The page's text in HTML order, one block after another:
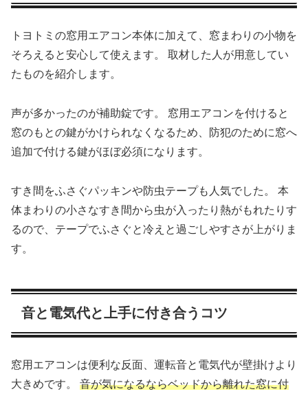
トヨトミの窓用エアコン本体に加えて、窓まわりの小物を
そろえると安心して使えます。 取材した人が用意してい
たものを紹介します。
声が多かったのが補助錠です。 窓用エアコンを付けると
窓のもとの鍵がかけられなくなるため、防犯のために窓へ
追加で付ける鍵がほぼ必須になります。
すき間をふさぐパッキンや防虫テープも人気でした。 本
体まわりの小さなすき間から虫が入ったり熱がもれたりす
るので、テープでふさぐと冷えと過ごしやすさが上がりま
す。
音と電気代と上手に付き合うコツ
窓用エアコンは便利な反面、運転音と電気代が壁掛けより
大きめです。 音が気になるならベッドから離れた窓に付